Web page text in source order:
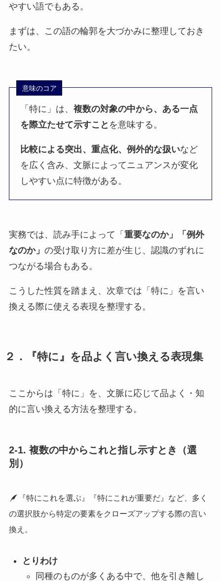
やすい語でもある。
まずは、この語の輪郭を大づかみに整理しておき
たい。
意味のコア
「特に」は、複数の対象の中から、ある一点
を際立たせて示すこと を意味する。
比較による突出、重点化、例外的な扱いなど
を広く含み、文脈によってニュアンスが変化
しやすい点に特徴がある。
実務では、読み手によって「 重要なのか」「例外
なのか」 の受け取り方に差が生じ、認識のずれに
つながる場合もある。
こうした性質を踏まえ、次章では「特に」を言い
換える際に使える表現を整理する。
２．『特に』を品よく言い換える表現集
ここからは「特に」を、文脈に応じて品よく・知
的に言い換える方法を整理する。
2-1. 複数の中からこれと指し示すとき（選
別）
『特にこれを選ぶ』『特にこれが重要だ』など、多く
の選択肢から特定の要素をクローズアップする際の言い
換え。
とりわけ
同種のものが多くある中で、他を引き離し